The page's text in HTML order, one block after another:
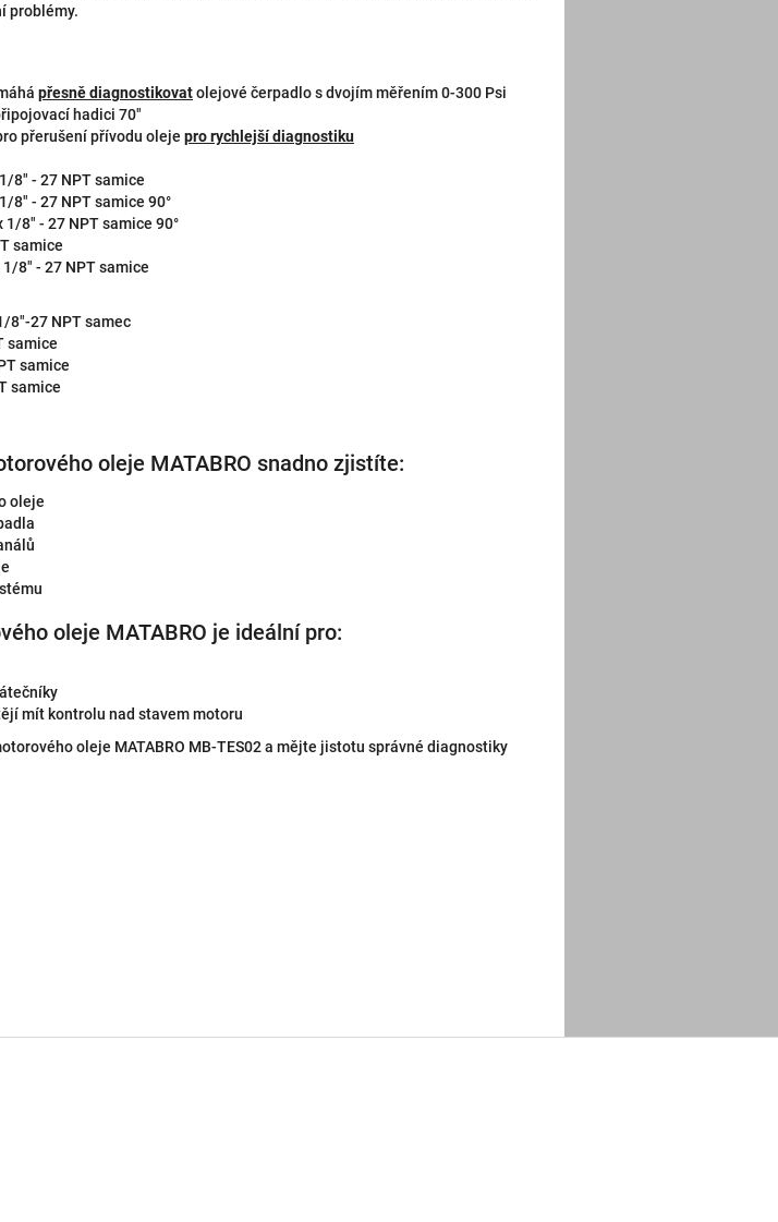
problémy.
přesně diagnostikovatolejové čerpadlo s dvojím měřením 0-300 Psi
hadici 70"
přerušení přívodu oleje pro rychlejší diagnostiku
8" - 27 NPT samice
8" - 27 NPT samice 90°
1/8" - 27 NPT samice 90°
samice
8" - 27 NPT samice
8"-27 NPT samec
samice
samice
samice
oleje MATABRO snadno zjistíte:
oleje
oleje MATABRO je ideální pro:
mít kontrolu nad stavem motoru
oleje MATABRO MB-TES02 a mějte jistotu správné diagnostiky